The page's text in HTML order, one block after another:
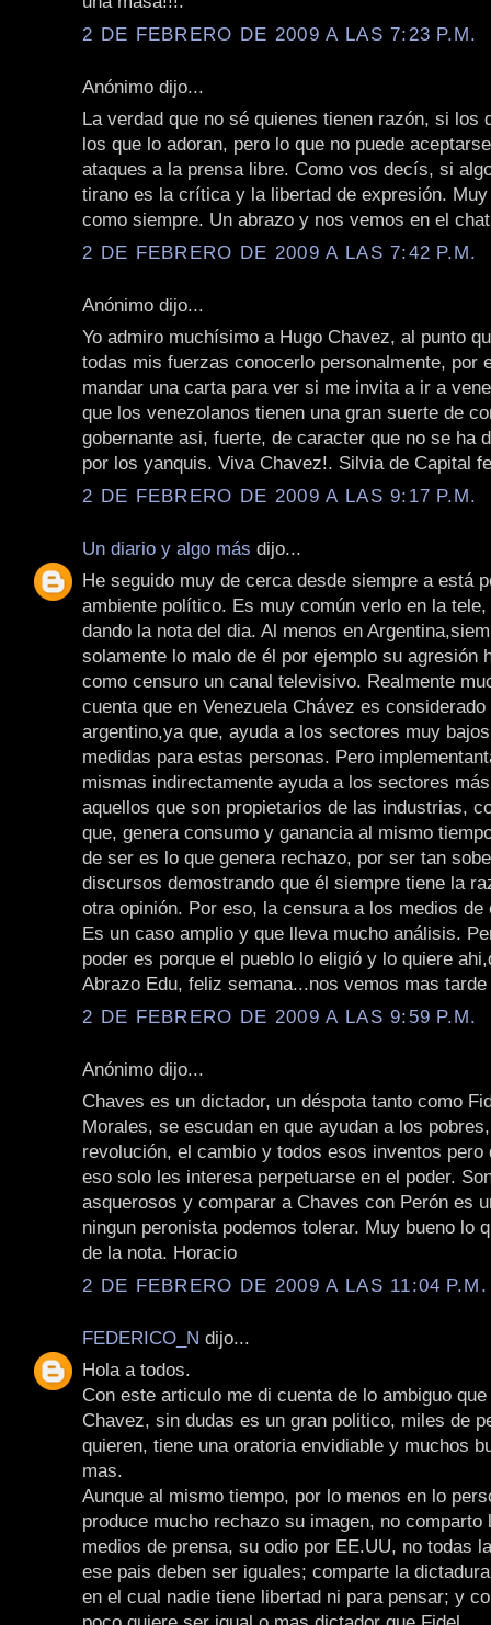
2 DE FEBRERO DE 2009 A LAS 7:23 P.M.
Anónimo dijo...
La verdad que no sé quienes tienen razón, si los
los que lo adoran, pero lo que no puede
ataques a la prensa libre. Como vos decís, si
tirano es la crítica y la libertad de expresión.
como siempre. Un abrazo y nos vemos en el
2 DE FEBRERO DE 2009 A LAS 7:42 P.M.
Anónimo dijo...
Yo admiro muchísimo a Hugo Chavez, al punto
todas mis fuerzas conocerlo personalmente, por
mandar una carta para ver si me invita a ir a
que los venezolanos tienen una gran suerte de
gobernante asi, fuerte, de caracter que no se ha
por los yanquis. Viva Chavez!. Silvia de Capital
2 DE FEBRERO DE 2009 A LAS 9:17 P.M.
Un diario y algo más dijo...
He seguido muy de cerca desde siempre a está
ambiente político. Es muy común verlo en la
dando la nota del dia. Al menos en
solamente lo malo de él por ejemplo su agresión
como censuro un canal televisivo. Realmente
cuenta que en Venezuela Chávez es considerado
argentino,ya que, ayuda a los sectores muy
medidas para estas personas. Pero
mismas indirectamente ayuda a los sectores
aquellos que son propietarios de las industrias,
que, genera consumo y ganancia al mismo
de ser es lo que genera rechazo, por ser tan
discursos demostrando que él siempre tiene la
otra opinión. Por eso, la censura a los medios de
Es un caso amplio y que lleva mucho análisis.
poder es porque el pueblo lo eligió y lo quiere
Abrazo Edu, feliz semana...nos vemos mas tarde
2 DE FEBRERO DE 2009 A LAS 9:59 P.M.
Anónimo dijo...
Chaves es un dictador, un déspota tanto como
Morales, se escudan en que ayudan a los
revolución, el cambio y todos esos inventos pero
eso solo les interesa perpetuarse en el poder.
asquerosos y comparar a Chaves con Perón es
ningun peronista podemos tolerar. Muy bueno lo
de la nota. Horacio
2 DE FEBRERO DE 2009 A LAS 11:04 P.M.
FEDERICO_N dijo...
Hola a todos.
Con este articulo me di cuenta de lo ambiguo
Chavez, sin dudas es un gran politico, miles de
quieren, tiene una oratoria envidiable y muchos
mas.
Aunque al mismo tiempo, por lo menos en lo
produce mucho rechazo su imagen, no comparto
medios de prensa, su odio por EE.UU, no todas
ese pais deben ser iguales; comparte la
en el cual nadie tiene libertad ni para pensar; y